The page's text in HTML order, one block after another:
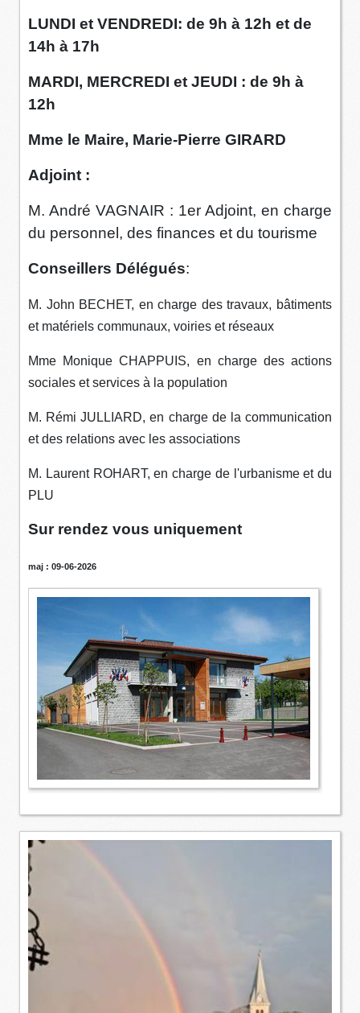
LUNDI et VENDREDI: de 9h à 12h et de
14h à 17h
MARDI, MERCREDI et JEUDI : de 9h à
12h
Mme le Maire, Marie-Pierre GIRARD
Adjoint :
M. André VAGNAIR : 1er Adjoint, en charge
du personnel, des finances et du tourisme
Conseillers Délégués:
M. John BECHET, en charge des travaux, bâtiments
et matériels communaux, voiries et réseaux
Mme Monique CHAPPUIS, en charge des actions
sociales et services à la population
M. Rémi JULLIARD, en charge de la communication
et des relations avec les associations
M. Laurent ROHART, en charge de l'urbanisme et du
PLU
Sur rendez vous uniquement
maj : 09-06-2026